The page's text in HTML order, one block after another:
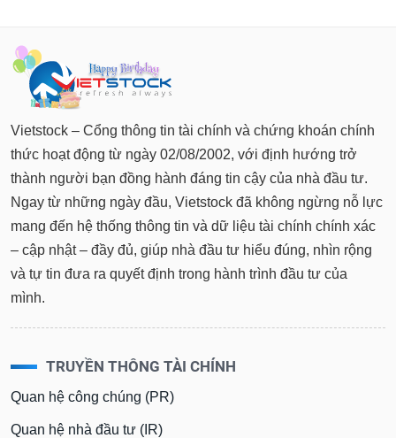
Vietstock – Cổng thông tin tài chính và chứng khoán chính
thức hoạt động từ ngày 02/08/2002, với định hướng trở
thành người bạn đồng hành đáng tin cậy của nhà đầu tư.
Ngay từ những ngày đầu, Vietstock đã không ngừng nỗ lực
mang đến hệ thống thông tin và dữ liệu tài chính chính xác
– cập nhật – đầy đủ, giúp nhà đầu tư hiểu đúng, nhìn rộng
và tự tin đưa ra quyết định trong hành trình đầu tư của
mình.
TRUYỀN THÔNG TÀI CHÍNH
Quan hệ công chúng (PR)
Quan hệ nhà đầu tư (IR)